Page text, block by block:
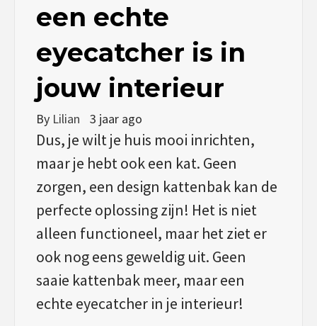
een echte
eyecatcher is in
jouw interieur
By Lilian 3 jaar ago
Dus, je wilt je huis mooi inrichten,
maar je hebt ook een kat. Geen
zorgen, een design kattenbak kan de
perfecte oplossing zijn! Het is niet
alleen functioneel, maar het ziet er
ook nog eens geweldig uit. Geen
saaie kattenbak meer, maar een
echte eyecatcher in je interieur!